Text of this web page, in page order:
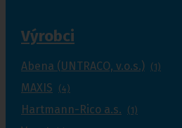
Výrobci
Abena (UNTRACO, v.o.s.) (1)
MAXIS (4)
Hartmann-Rico a.s. (1)